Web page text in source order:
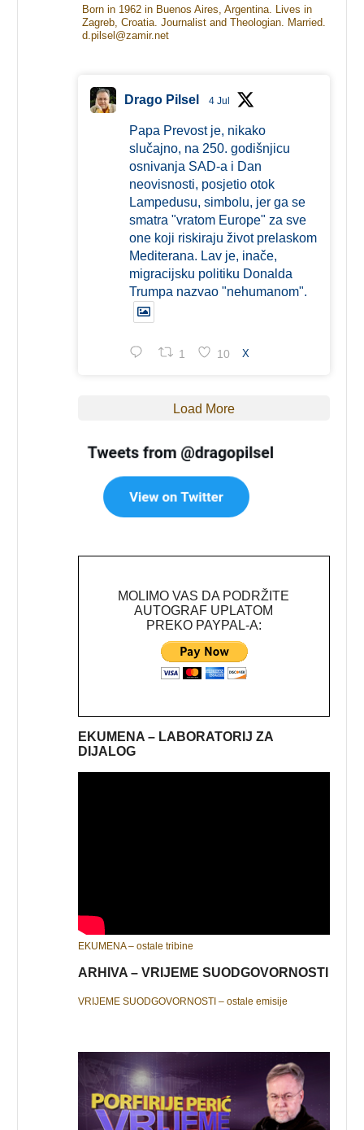
Born in 1962 in Buenos Aires, Argentina. Lives in
Zagreb, Croatia. Journalist and Theologian. Married.
d.pilsel@zamir.net
Drago Pilsel 4 Jul
Papa Prevost je, nikako
slučajno, na 250. godišnjicu
osnivanja SAD-a i Dan
neovisnosti, posjetio otok
Lampedusu, simbolu, jer ga se
smatra "vratom Europe" za sve
one koji riskiraju život prelaskom
Mediterana. Lav je, inače,
migracijsku politiku Donalda
Trumpa nazvao "nehumanom".
1 10 X
Load More
MOLIMO VAS DA PODRŽITE
AUTOGRAF UPLATOM
PREKO PAYPAL-A:
EKUMENA – LABORATORIJ ZA
DIJALOG
EKUMENA – ostale tribine
ARHIVA – VRIJEME SUODGOVORNOSTI
VRIJEME SUODGOVORNOSTI – ostale emisije